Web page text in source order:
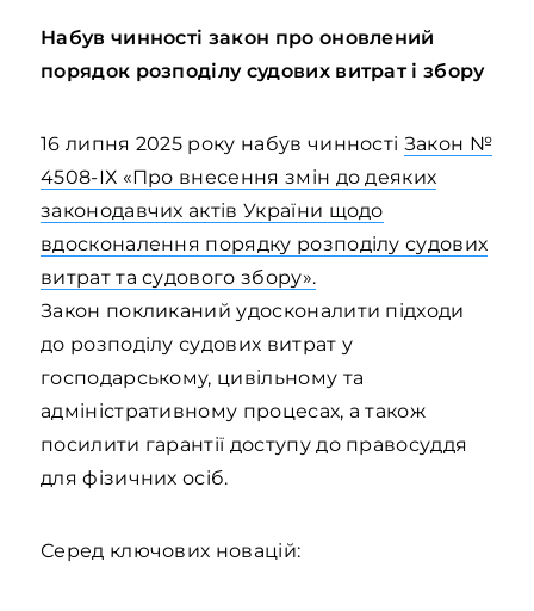
Набув чинності закон про оновлений
порядок розподілу судових витрат і збору
16 липня 2025 року набув чинності Закон №
4508-ІХ «Про внесення змін до деяких
законодавчих актів України щодо
вдосконалення порядку розподілу судових
витрат та судового збору».
Закон покликаний удосконалити підходи
до розподілу судових витрат у
господарському, цивільному та
адміністративному процесах, а також
посилити гарантії доступу до правосуддя
для фізичних осіб.
Серед ключових новацій: